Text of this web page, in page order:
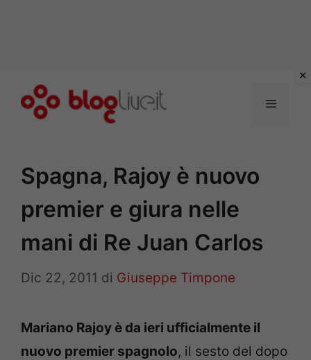
Menu
Spagna, Rajoy è nuovo
premier e giura nelle
mani di Re Juan Carlos
Dic 22, 2011 di Giuseppe Timpone
Mariano Rajoy è da ieri ufficialmente il
nuovo premier spagnolo, il sesto del dopo